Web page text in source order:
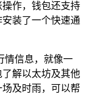
作，钱包还支持
装了一个快速通
情信息，就像一
解以太坊及其他
及时雨，可以帮